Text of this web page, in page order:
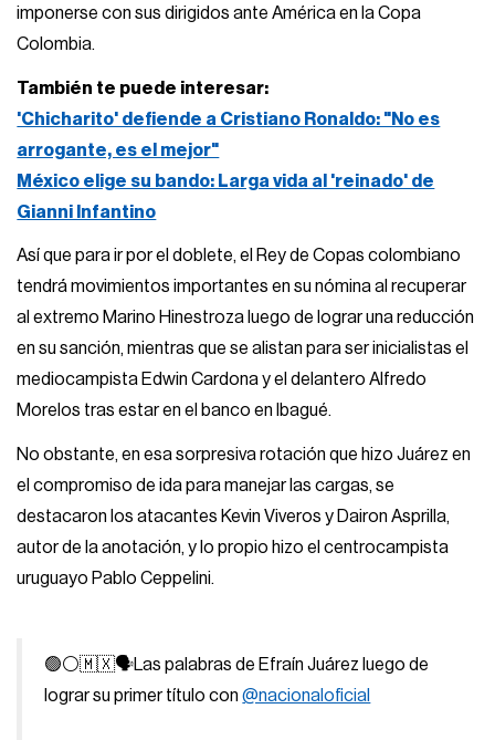
imponerse con sus dirigidos ante América en la Copa
Colombia.
También te puede interesar:
'Chicharito' defiende a Cristiano Ronaldo: "No es
arrogante, es el mejor"
México elige su bando: Larga vida al 'reinado' de
Gianni Infantino
Así que para ir por el doblete, el Rey de Copas colombiano
tendrá movimientos importantes en su nómina al recuperar
al extremo Marino Hinestroza luego de lograr una reducción
en su sanción, mientras que se alistan para ser inicialistas el
mediocampista Edwin Cardona y el delantero Alfredo
Morelos tras estar en el banco en Ibagué.
No obstante, en esa sorpresiva rotación que hizo Juárez en
el compromiso de ida para manejar las cargas, se
destacaron los atacantes Kevin Viveros y Dairon Asprilla,
autor de la anotación, y lo propio hizo el centrocampista
uruguayo Pablo Ceppelini.
🟢⚪️🇲🇽🗣️Las palabras de Efraín Juárez luego de
lograr su primer título con@nacionaloficial